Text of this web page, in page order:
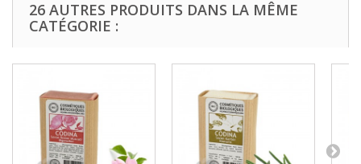
26 AUTRES PRODUITS DANS LA MÊME
CATÉGORIE :